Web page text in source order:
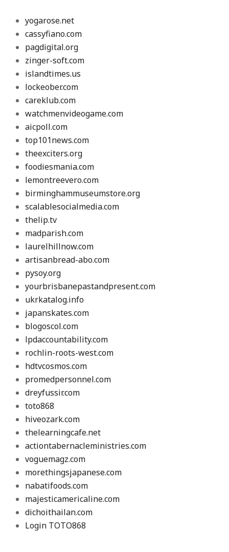
yogarose.net
cassyfiano.com
pagdigital.org
zinger-soft.com
islandtimes.us
lockeober.com
careklub.com
watchmenvideogame.com
aicpoll.com
top101news.com
theexciters.org
foodiesmania.com
lemontreevero.com
birminghammuseumstore.org
scalablesocialmedia.com
thelip.tv
madparish.com
laurelhillnow.com
artisanbread-abo.com
pysoy.org
yourbrisbanepastandpresent.com
ukrkatalog.info
japanskates.com
blogoscol.com
lpdaccountability.com
rochlin-roots-west.com
hdtvcosmos.com
promedpersonnel.com
dreyfussir.com
toto868
hiveozark.com
thelearningcafe.net
actiontabernacleministries.com
voguemagz.com
morethingsjapanese.com
nabatifoods.com
majesticamericaline.com
dichoithailan.com
Login TOTO868